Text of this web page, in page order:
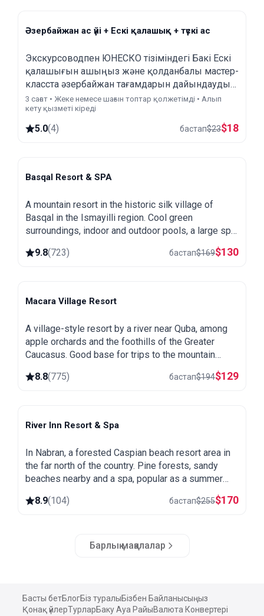
Әзербайжан ас үйі + Ескі қалашық + түскі ас
Экскурсоводпен ЮНЕСКО тізіміндегі Бакі Ескі
қалашығын ашыңыз жəне қолданбалы мастер-
класста әзербайжан тағамдарын дайындауды
үйреніңіз. Белгілі орындарды қараңыз жəне
жергілікті тәттілермен дәстүрлі шай іңіз.
3 сағат • Жеке немесе шағын топтар қолжетімді • Алып
кету қызметі кіреді
5.0(4) бастап$23$18
Basqal
Basqal Resort & SPA
A mountain resort in the historic silk village of
Basqal in the Ismayilli region. Cool green
surroundings, indoor and outdoor pools, a large spa
and easy trips to Lahij and the Ismayilli mountains.
9.8(723) бастап$169$130
Quba
Macara Village Resort
A village-style resort by a river near Quba, among
apple orchards and the foothills of the Greater
Caucasus. Good base for trips to the mountain
8.8(775) бастап$194$129
Nabran
River Inn Resort & Spa
In Nabran, a forested Caspian beach resort area in
the far north of the country. Pine forests, sandy
beaches nearby and a spa, popular as a summer
8.9(104) бастап$255$170
Барлық мақалалар
Басты бетБлогБіз туралыБізбен Байланысыңыз
Қонақ үйлерТурларБаку Ауа РайыВалюта Конвертері